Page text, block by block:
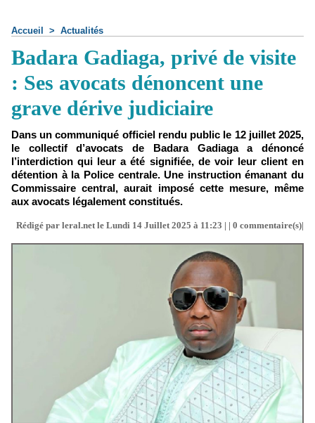
Accueil > Actualités
Badara Gadiaga, privé de visite
: Ses avocats dénoncent une
grave dérive judiciaire
Dans un communiqué officiel rendu public le 12 juillet 2025,
le collectif d’avocats de Badara Gadiaga a dénoncé
l’interdiction qui leur a été signifiée, de voir leur client en
détention à la Police centrale. Une instruction émanant du
Commissaire central, aurait imposé cette mesure, même
aux avocats légalement constitués.
Rédigé par leral.net le Lundi 14 Juillet 2025 à 11:23 | | 0 commentaire(s)|